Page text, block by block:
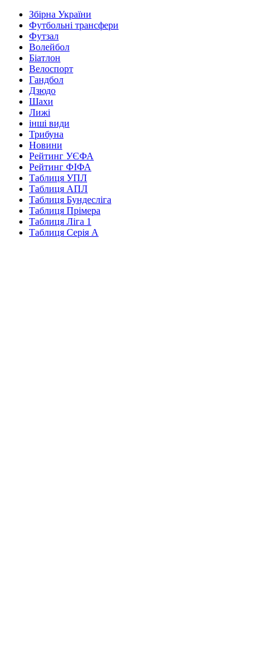
Збірна України
Футбольні трансфери
Футзал
Волейбол
Біатлон
Велоспорт
Гандбол
Дзюдо
Шахи
Лижі
інші види
Трибуна
Новини
Рейтинг УЄФА
Рейтинг ФІФА
Таблиця УПЛ
Таблиця АПЛ
Таблиця Бундесліга
Таблиця Прімера
Таблиця Ліга 1
Таблиця Серія А